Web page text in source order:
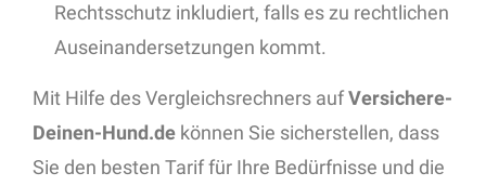
Rechtsschutz inkludiert, falls es zu rechtlichen
Auseinandersetzungen kommt.
Mit Hilfe des Vergleichsrechners aufVersichere-
Deinen-Hund.de können Sie sicherstellen, dass
Sie den besten Tarif für Ihre Bedürfnisse und die